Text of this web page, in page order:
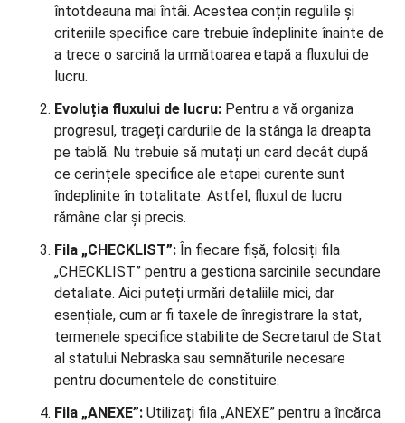
întotdeauna mai întâi. Acestea conțin regulile și
criteriile specifice care trebuie îndeplinite înainte de
a trece o sarcină la următoarea etapă a fluxului de
lucru.
Evoluția fluxului de lucru: Pentru a vă organiza
progresul, trageți cardurile de la stânga la dreapta
pe tablă. Nu trebuie să mutați un card decât după
ce cerințele specifice ale etapei curente sunt
îndeplinite în totalitate. Astfel, fluxul de lucru
rămâne clar și precis.
Fila „CHECKLIST”: În fiecare fișă, folosiți fila
„CHECKLIST” pentru a gestiona sarcinile secundare
detaliate. Aici puteți urmări detaliile mici, dar
esențiale, cum ar fi taxele de înregistrare la stat,
termenele specifice stabilite de Secretarul de Stat
al statului Nebraska sau semnăturile necesare
pentru documentele de constituire.
Fila „ANEXE”: Utilizați fila „ANEXE” pentru a încărca